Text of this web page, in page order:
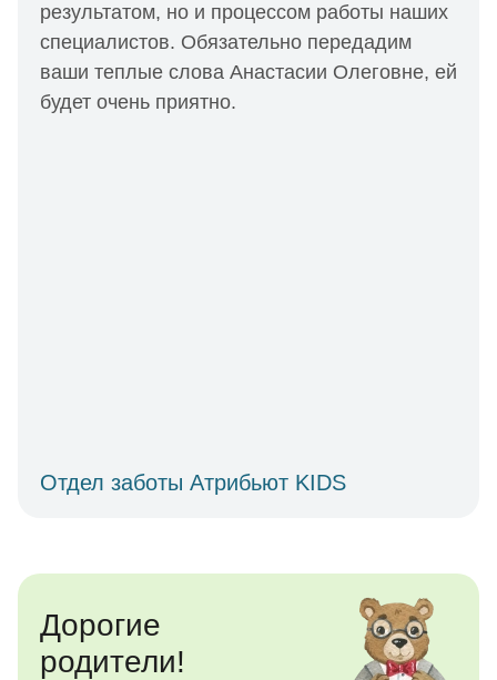
результатом, но и процессом работы наших
специалистов. Обязательно передадим
ваши теплые слова Анастасии Олеговне, ей
будет очень приятно.
Отдел заботы Атрибьют KIDS
Дорогие
родители!